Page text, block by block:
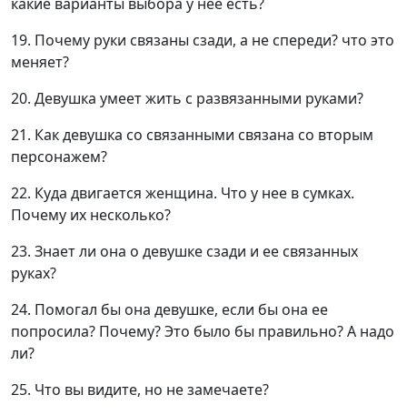
19. Почему руки связаны сзади, а не спереди? что это
меняет?
20. Девушка умеет жить с развязанными руками?
21. Как девушка со связанными связана со вторым
персонажем?
22. Куда двигается женщина. Что у нее в сумках.
Почему их несколько?
23. Знает ли она о девушке сзади и ее связанных
руках?
24. Помогал бы она девушке, если бы она ее
попросила? Почему? Это было бы правильно? А надо
ли?
25. Что вы видите, но не замечаете?